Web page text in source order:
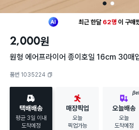
1 2
최근 한달 62명 이 구매
구매
2,000원
원형 에어프라이어 종이호일 16cm 30매
품번 1035224
택배배송
평균 3일 이내
도착예정
매장픽업
오늘
픽업가능
오늘배송
오늘
도착예정